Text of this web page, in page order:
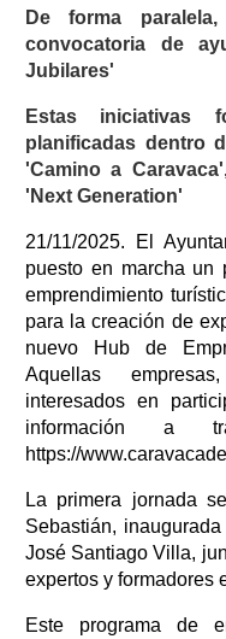
De forma
convocatoria de
Jubilares'
Estas iniciativas
planificadas dentro
'Camino a
'Next Generation'
21/11/2025. El
puesto en marcha un
emprendimiento
para la creación de
nuevo Hub de
Aquellas
interesados en
información a
https://
La primera jornada
Sebastián,
José Santiago Villa,
expertos y formadores
Este programa de